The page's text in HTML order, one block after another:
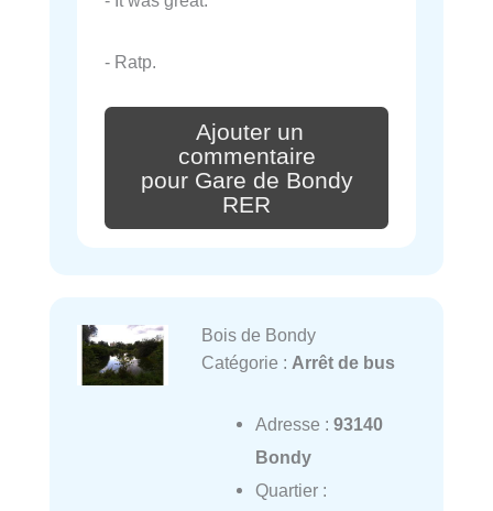
- Ratp.
Ajouter un
commentaire
pour Gare de Bondy
RER
Bois de Bondy
Catégorie : Arrêt de bus
Adresse : 93140
Bondy
Quartier :